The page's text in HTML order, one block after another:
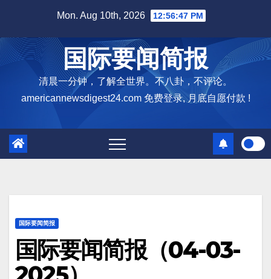
content
Mon. Aug 10th, 2026 12:56:48 PM
国际要闻简报
清晨一分钟，了解全世界。不八卦，不评论。
americannewsdigest24.com 免费登录, 月底自愿付款 !
国际要闻简报
国际要闻简报（04-03-